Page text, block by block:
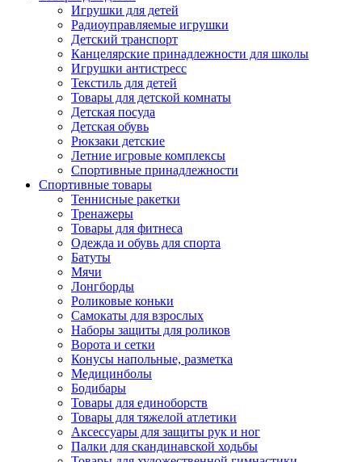
Игрушки для детей
Радиоуправляемые игрушки
Детский транспорт
Канцелярские принадлежности для школы
Игрушки антистресс
Текстиль для детей
Товары для детской комнаты
Детская посуда
Детская обувь
Рюкзаки детские
Летние игровые комплексы
Спортивные принадлежности
Спортивные товары
Теннисные ракетки
Тренажеры
Товары для фитнеса
Одежда и обувь для спорта
Батуты
Мячи
Лонгборды
Роликовые коньки
Самокаты для взрослых
Наборы защиты для роликов
Ворота и сетки
Конусы напольные, разметка
Медицинболы
Бодибары
Товары для единоборств
Товары для тяжелой атлетики
Аксессуары для защиты рук и ног
Палки для скандинавской ходьбы